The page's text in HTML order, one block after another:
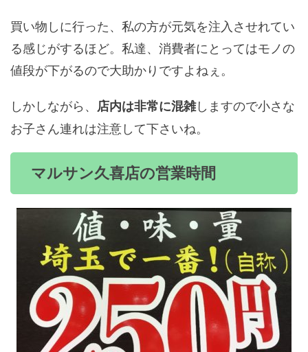
買い物しに行った、私の方が元気を注入させれてい
る感じがするほど。私達、消費者にとってはモノの
値段が下がるので大助かりですよねぇ。
しかしながら、 店内は非常に混雑しますので小さな
お子さん連れは注意して下さいね。
マルサン久喜店の営業時間